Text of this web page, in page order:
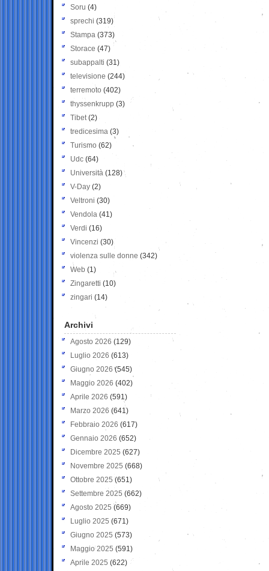
Soru (4)
sprechi (319)
Stampa (373)
Storace (47)
subappalti (31)
televisione(244)
terremoto (402)
thyssenkrupp (3)
Tibet(2)
tredicesima (3)
Turismo (62)
Udc (64)
Università (128)
V-Day (2)
Veltroni (30)
Vendola (41)
Verdi (16)
Vincenzi (30)
violenza sulle donne (342)
Web (1)
Zingaretti (10)
zingari (14)
Archivi
Agosto 2026 (129)
Luglio 2026 (613)
Giugno 2026 (545)
Maggio 2026 (402)
Aprile 2026 (591)
Marzo 2026 (641)
Febbraio 2026 (617)
Gennaio 2026 (652)
Dicembre 2025 (627)
Novembre 2025 (668)
Ottobre 2025 (651)
Settembre 2025 (662)
Agosto 2025 (669)
Luglio 2025 (671)
Giugno 2025 (573)
Maggio 2025 (591)
Aprile 2025 (622)